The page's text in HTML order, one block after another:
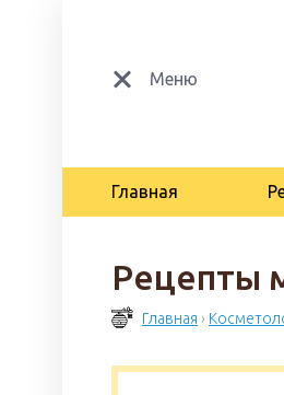
Меню
Главная
Рецепты
Главная ›